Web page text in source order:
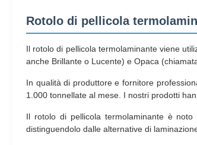
Rotolo di pellicola
Il rotolo di pellicola termolaminante viene
anche Brillante o Lucente) e Opaca
In qualità di produttore e fornitore
1.000 tonnellate al mese. I nostri prodotti
Il rotolo di pellicola termolaminante è
distinguendolo dalle alternative di